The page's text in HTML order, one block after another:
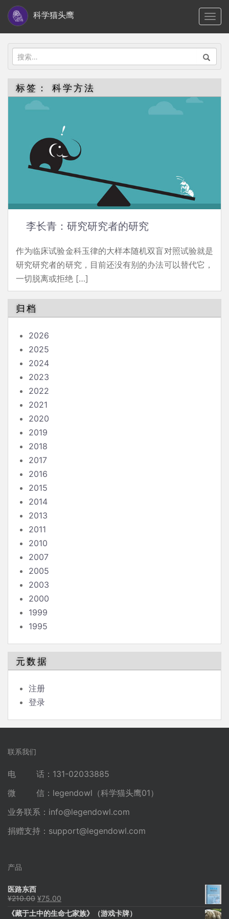
i
科学猫头鹰
搜
索：
标签： 科学方法
李长青：研究研究者的研究
作为临床试验金科玉律的大样本随机双盲对照试验就是
研究研究者的研究，目前还没有别的办法可以替代它，
一切脱离或拒绝 […]
归档
2026
2025
2024
2023
2022
2021
2020
2019
2018
2017
2016
2015
2014
2013
2011
2010
2007
2005
2003
2000
1999
1995
元数据
注册
登录
联系我们
电 话：131-02033885
微 信：legendowl（科学猫头鹰01）
业务联系： info@legendowl.com
捐赠支持： support@legendowl.com
产品
医路东西
¥210.00 原
为：
¥75.00
价
《藏于土中的生命七家族》（游戏卡牌）